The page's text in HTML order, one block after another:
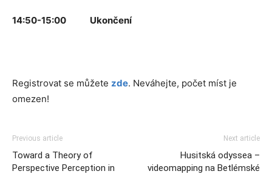
14:50-15:00 Ukončení
Registrovat se můžete zde. Neváhejte, počet míst je
omezen!
Previous article
Toward a Theory of
Perspective Perception in
Next article
Husitská odyssea –
videomapping na Betlémské